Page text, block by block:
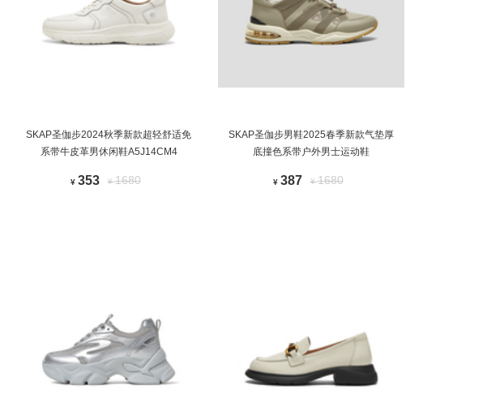
SKAP圣伽步2024秋季新款超轻舒适免
系带牛皮革男休闲鞋A5J14CM4
¥ 353 ¥1680
SKAP圣伽步男鞋2025春季新款气垫厚
底撞色系带户外男士运动鞋
¥ 387 ¥1680